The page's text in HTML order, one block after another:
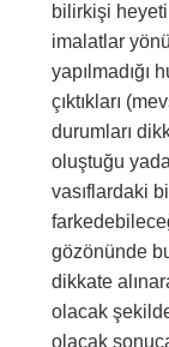
bilirkişi
imalatlar
yapılmadığı
çıktıkları
durumları
oluştuğu
vasıflardaki
gözönünde
dikkate
olacak
olacak